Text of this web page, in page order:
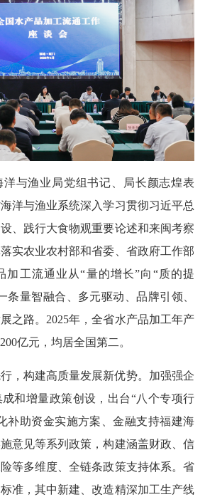
与渔业局党组书记、局长颜志煌表
洋与渔业系统深入学习贯彻习近平总
、践行大食物观重要论述和来闽考察
实农业农村部和省委、省政府工作部
加工流通业从“量的增长”向“质的提
条量智融合、多元驱动、品牌引领、
之路。2025年，全省水产品加工年产
亿元，均居全国第二。
，构建高质量发展新优势。 加强强企
和增量政策创设，出台“八个专项行
补助资金实施方案、金融支持福建海
意见等系列政策，构建涵盖财政、信
等多维度、全链条政策支持体系。省
准，其中新建、改造精深加工生产线